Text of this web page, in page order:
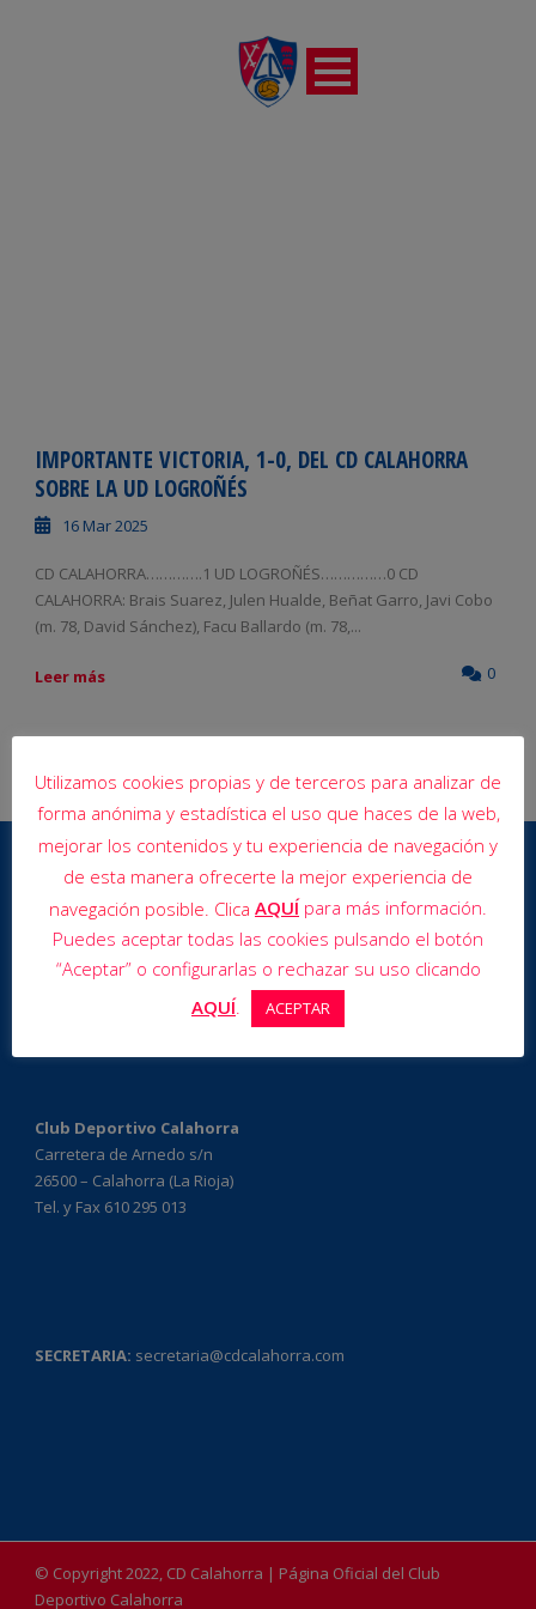
IMPORTANTE VICTORIA, 1-0, DEL CD CALAHORRA
SOBRE LA UD LOGROÑÉS
16 Mar 2025
CD CALAHORRA………….1 UD LOGROÑÉS……………0 CD
CALAHORRA: Brais Suarez, Julen Hualde, Beñat Garro, Javi Cobo
(m. 78, David Sánchez), Facu Ballardo (m. 78,...
Leer más 0
Club Deportivo Calahorra
Carretera de Arnedo s/n
26500 – Calahorra (La Rioja)
Tel. y Fax 610 295 013
SECRETARIA: secretaria@cdcalahorra.com
© Copyright 2022, CD Calahorra | Página Oficial del Club
Deportivo Calahorra
Utilizamos cookies propias y de terceros para analizar de
forma anónima y estadística el uso que haces de la web,
mejorar los contenidos y tu experiencia de navegación y
de esta manera ofrecerte la mejor experiencia de
navegación posible. Clica AQUÍpara más información.
Puedes aceptar todas las cookies pulsando el botón
“Aceptar” o configurarlas o rechazar su uso clicando
AQUÍ. ACEPTAR